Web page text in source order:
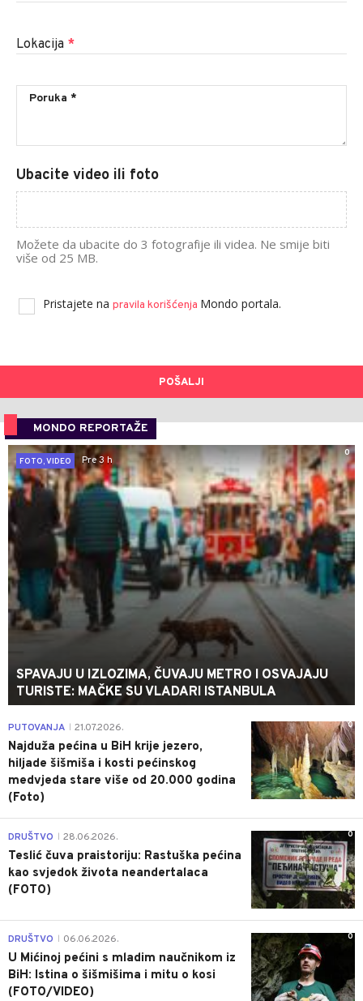
Lokacija *
Ubacite video ili foto
Možete da ubacite do 3 fotografije ili videa. Ne smije biti
više od 25 MB.
Pristajete na pravila korišćenja Mondo portala.
POŠALJI
MONDO REPORTAŽE
0
FOTO, VIDEO
Pre 3 h
SPAVAJU U IZLOZIMA, ČUVAJU METRO I OSVAJAJU
TURISTE: MAČKE SU VLADARI ISTANBULA
0
PUTOVANJA 21.07.2026.
Najduža pećina u BiH krije jezero,
hiljade šišmiša i kosti pećinskog
medvjeda stare više od 20.000 godina
(Foto)
0
DRUŠTVO 28.06.2026.
Teslić čuva praistoriju: Rastuška pećina
kao svjedok života neandertalaca
(FOTO)
0
DRUŠTVO 06.06.2026.
U Mićinoj pećini s mladim naučnikom iz
BiH: Istina o šišmišima i mitu o kosi
(FOTO/VIDEO)